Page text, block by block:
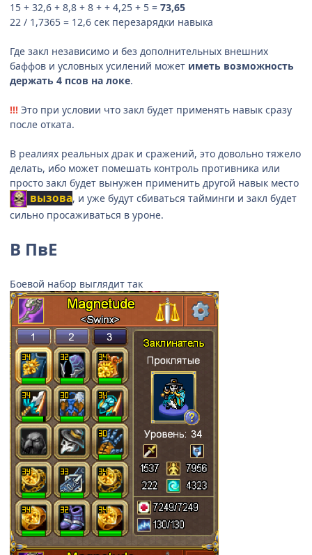
15 + 32,6 + 8,8 + 8 + + 4,25 + 5 = 73,65
22 / 1,7365 = 12,6 сек перезарядки навыка
Где закл независимо и без дополнительных внешних
баффов и условных усилений может иметь возможность
держать 4 псов на локе.
!!! Это при условии что закл будет применять навык сразу
после отката.
В реалиях реальных драк и сражений, это довольно тяжело
делать, ибо может помешать контроль противника или
просто закл будет вынужен применить другой навык место
вызова, и уже будут сбиваться тайминги и закл будет
сильно просаживаться в уроне.
В ПвЕ
Боевой набор выглядит так